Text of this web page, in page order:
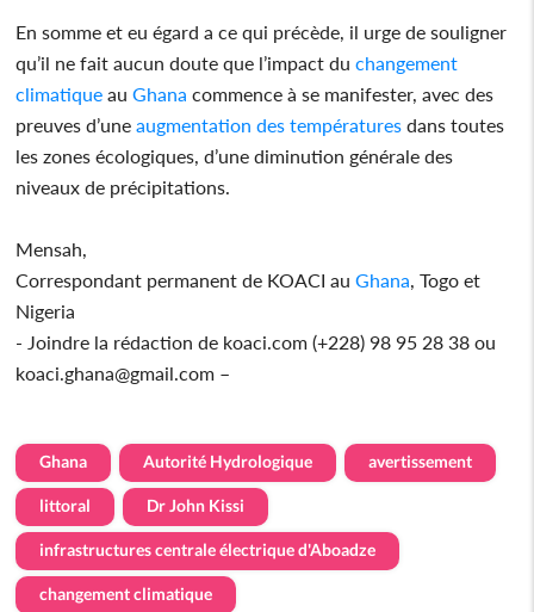
En somme et eu égard a ce qui précède, il urge de souligner
qu’il ne fait aucun doute que l’impact du changement
climatique auGhana commence à se manifester, avec des
preuves d’une augmentation des températures dans toutes
les zones écologiques, d’une diminution générale des
niveaux de précipitations.
Mensah,
Correspondant permanent de KOACI auGhana , Togo et
Nigeria
- Joindre la rédaction de koaci.com (+228) 98 95 28 38 ou
koaci.ghana@gmail.com –
Ghana Autorité Hydrologique avertissement
littoral Dr John Kissi
infrastructures centrale électrique d'Aboadze
changement climatique